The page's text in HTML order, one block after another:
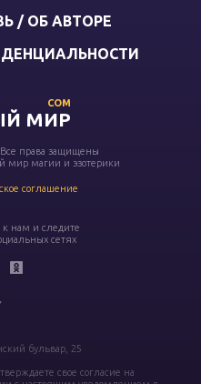
/ ОБ АВТОРЕ
МИР
COM
права защищены
мир магии и эзотерики
соглашение
к нам и следите
сетях
бульвар, 25
свое согласие на